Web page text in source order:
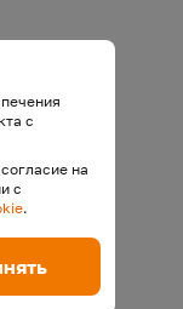
с
на
с
.